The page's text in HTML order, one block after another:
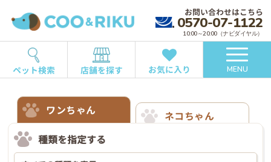
お問い合わせはこちら
0570-07-1122
10:00～20:00（ナビダイヤル）
ペット検索 店舗を探す お気に入り MENU
ワンちゃん
ネコちゃん
種類を指定する